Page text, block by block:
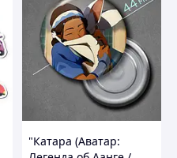
"Катара (Аватар: